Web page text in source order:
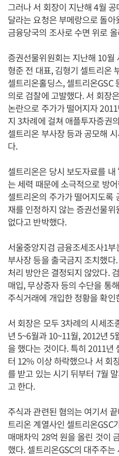
그러나 서 회장이 지난해 4월
달라는 요청은 부메랑으로 돌
금융당국의 조사로 수면 위로
증권선물위원회는 지난해 10월
형준 전 대표, 김형기 셀트리온
셀트리온홀딩스, 셀트리온GSC
의로 검찰에 고발했다. 서 회장
논란으로 주가가 떨어지자
지 3차례에 걸쳐 애플투자증권
셀트리온 부사장 등과 공모해
다.
셀트리온은 당시 보도자료를
는 세력 때문에 소극적으로 방
셀트리온의 주가가 떨어지도록
재를 인정하지 않는 증권선물
없다고 반박했다.
서울중앙지검 금융조세조사1
부사장 등을 출국금지 조치했
처리 방안은 결정되지 않았다.
매입, 무상증자 등의 수단을 통
주식거래에 개입한 정황을 확
서 회장은 모두 3차례의 시세조
년 5~6월과 10~11월, 2012년 5
을 했다는 것이다. 특히 2011년
터 12% 이상 하락했으나 서 회
를 받고 있는 시기 뒤부터 7월
고 한다.
주식과 관련된 혐의는 여기서
트리온 계열사인 셀트리온GSC
매매차익 28억 원을 올린 것이
했다. 셀트리온GSC의 대주주는